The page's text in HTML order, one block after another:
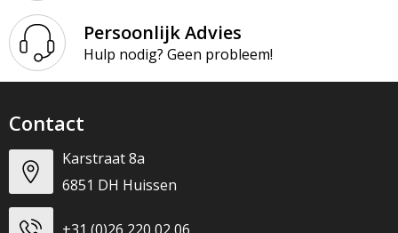
Persoonlijk Advies
Hulp nodig? Geen probleem!
Contact
Karstraat 8a
6851 DH Huissen